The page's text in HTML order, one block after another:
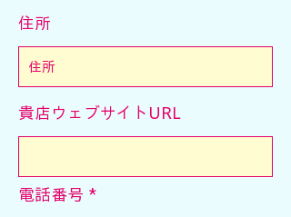
住所
貴店ウェブサイトURL
電話番号